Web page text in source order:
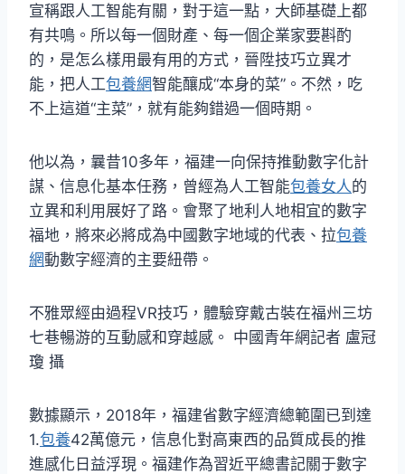
宣稱跟人工智能有關，對于這一點，大師基礎上都
有共鳴。所以每一個財產、每一個企業家要斟酌
的，是怎么樣用最有用的方式，晉陞技巧立異才
能，把人工包養網智能釀成“本身的菜”。不然，吃
不上這道“主菜”，就有能夠錯過一個時期。
他以為，曩昔10多年，福建一向保持推動數字化計
謀、信息化基本任務，曾經為人工智能包養女人的
立異和利用展好了路。會聚了地利人地相宜的數字
福地，將來必將成為中國數字地域的代表、拉包養
網動數字經濟的主要紐帶。
不雅眾經由過程VR技巧，體驗穿戴古裝在福州三坊
七巷暢游的互動感和穿越感。 中國青年網記者 盧冠
瓊 攝
數據顯示，2018年，福建省數字經濟總範圍已到達
1.包養42萬億元，信息化對高東西的品質成長的推
進感化日益浮現。福建作為習近平總書記關于數字